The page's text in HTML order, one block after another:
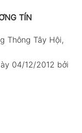
TÍN
Thông Tây Hội,
04/12/2012 bởi